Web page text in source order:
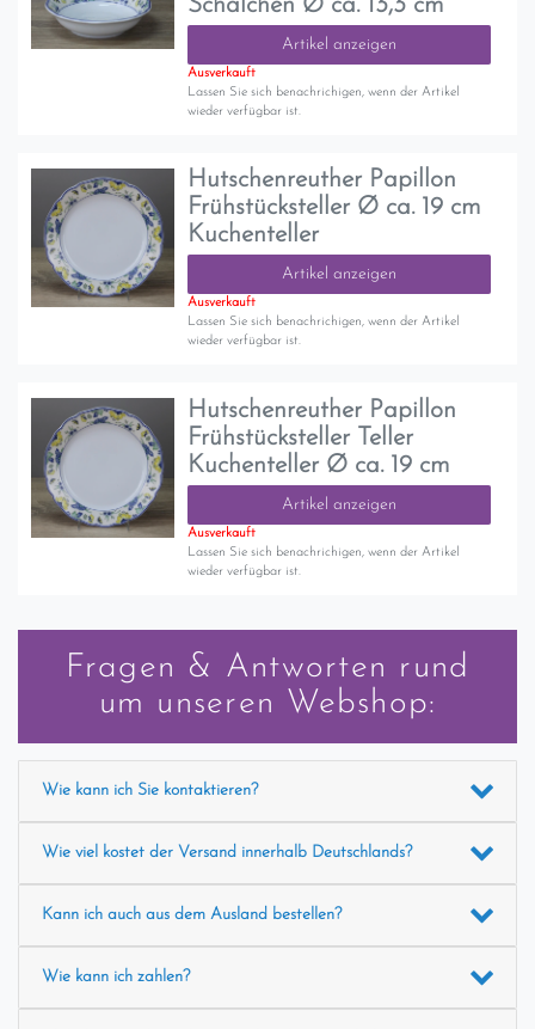
Schälchen Ø ca. 13,3 cm
Artikel anzeigen
Ausverkauft
Lassen Sie sich benachrichigen, wenn der Artikel
wieder verfügbar ist.
Hutschenreuther Papillon
Frühstücksteller Ø ca. 19 cm
Kuchenteller
Artikel anzeigen
Ausverkauft
Lassen Sie sich benachrichigen, wenn der Artikel
wieder verfügbar ist.
Hutschenreuther Papillon
Frühstücksteller Teller
Kuchenteller Ø ca. 19 cm
Artikel anzeigen
Ausverkauft
Lassen Sie sich benachrichigen, wenn der Artikel
wieder verfügbar ist.
Fragen & Antworten rund
um unseren Webshop:
Wie kann ich Sie kontaktieren?
Wie viel kostet der Versand innerhalb Deutschlands?
Kann ich auch aus dem Ausland bestellen?
Wie kann ich zahlen?